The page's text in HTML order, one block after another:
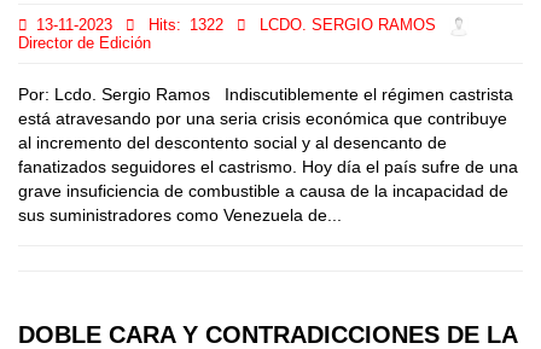
13-11-2023 Hits: 1322
LCDO. SERGIO RAMOS
Director de Edición
Por: Lcdo. Sergio Ramos Indiscutiblemente el régimen castrista
está atravesando por una seria crisis económica que contribuye
al incremento del descontento social y al desencanto de
fanatizados seguidores el castrismo. Hoy día el país sufre de una
grave insuficiencia de combustible a causa de la incapacidad de
sus suministradores como Venezuela de...
DOBLE CARA Y CONTRADICCIONES DE LA